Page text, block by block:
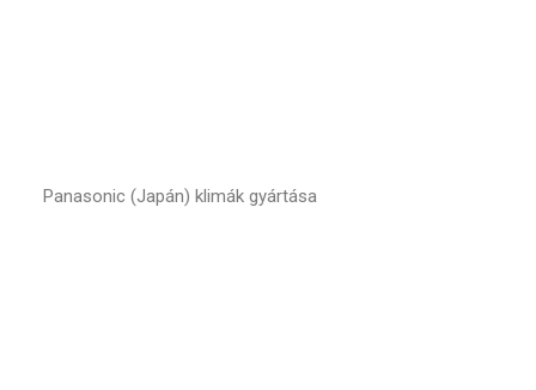
Panasonic (Japán) klimák gyártása